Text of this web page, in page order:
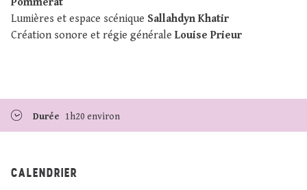
Lumières et espace scénique Sallahdyn Khatir
Création sonore et régie générale Louise Prieur
Durée 1h20 environ
CALENDRIER